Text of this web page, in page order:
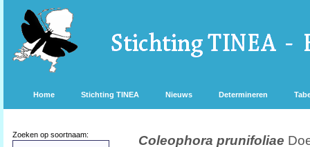
Home Stichting TINEA Nieuws Determineren
Zoeken op soortnaam: Coleophora prunifoliae